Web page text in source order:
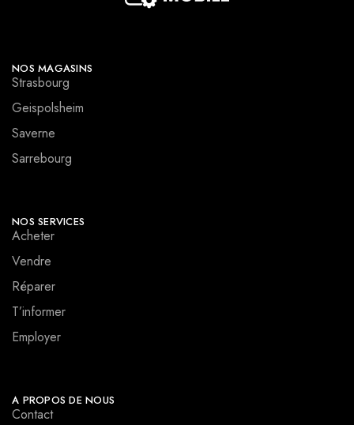
NOS MAGASINS
Strasbourg
Geispolsheim
Saverne
Sarrebourg
NOS SERVICES
Acheter
Vendre
Réparer
T’informer
Employer
A PROPOS DE NOUS
Contact